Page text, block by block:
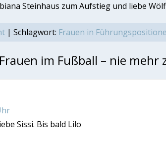
Steinhaus zum Aufstieg und liebe
| Schlagwort: Frauen in
im Fußball – nie mehr
Sissi. Bis bald Lilo